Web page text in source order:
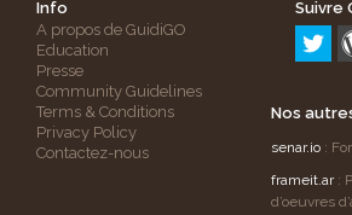
Info
A propos de GuidiGO
Education
Presse
Community Guidelines
Terms & Conditions
Privacy Policy
Contactez-nous
Suivre
Nos
senar.io :
frameit.ar:
d’oeuvres